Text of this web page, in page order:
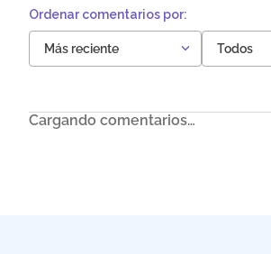
Más reciente Todos
Cargando comentarios…